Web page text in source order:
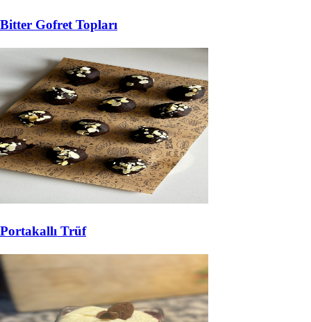
Bitter Gofret Topları
Portakallı Trüf